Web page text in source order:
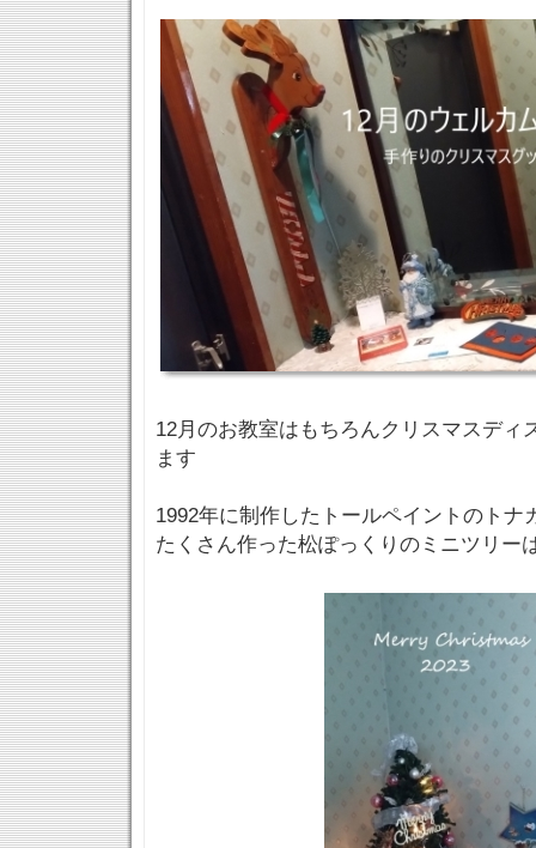
12月のお教室はもちろんクリスマスディ
ます
1992年に制作したトールペイントのトナ
たくさん作った松ぽっくりのミニツリー